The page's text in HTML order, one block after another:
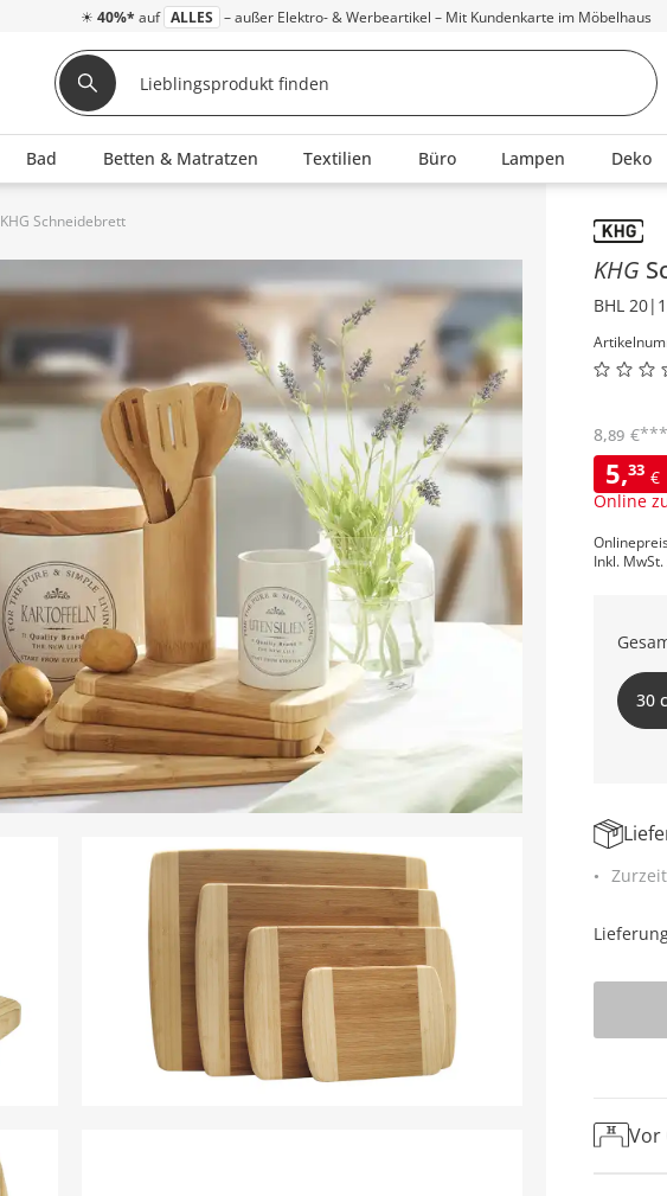
☀ 40%* auf ALLES – außer Elektro- & Werbeartikel – Mit Kundenkarte im Möbelhaus
Bad Betten & Matratzen Textilien Büro Lampen Deko
KHG Schneidebrett Inhalt
KHG
BHL
5,33 €
Online
8,89 €***
Inkl.
30
Vor